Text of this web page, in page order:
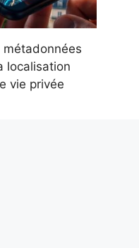
métadonnées
localisation
vie privée